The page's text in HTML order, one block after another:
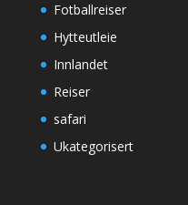
Fotballreiser
Hytteutleie
Innlandet
Reiser
safari
Ukategorisert